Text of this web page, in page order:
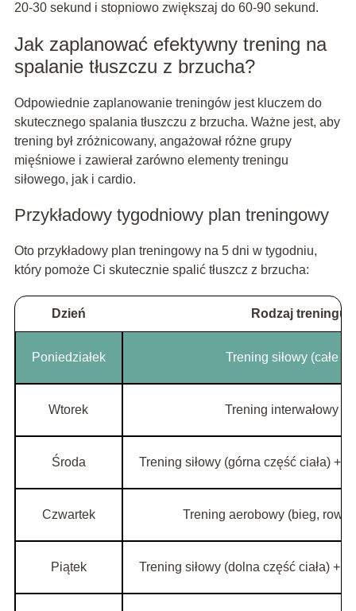
20-30 sekund i stopniowo zwiększaj do 60-90 sekund.
Jak zaplanować efektywny trening na
spalanie tłuszczu z brzucha?
Odpowiednie zaplanowanie treningów jest kluczem do
skutecznego spalania tłuszczu z brzucha. Ważne jest, aby
trening był zróżnicowany, angażował różne grupy
mięśniowe i zawierał zarówno elementy treningu
siłowego, jak i cardio.
Przykładowy tygodniowy plan treningowy
Oto przykładowy plan treningowy na 5 dni w tygodniu,
który pomoże Ci skutecznie spalić tłuszcz z brzucha:
Dzień Rodzaj treningu
Poniedziałek Trening siłowy (całe
Wtorek Trening interwałowy
Środa Trening siłowy (górna część ciała) +
Czwartek Trening aerobowy (bieg,
Piątek Trening siłowy (dolna część ciała) +